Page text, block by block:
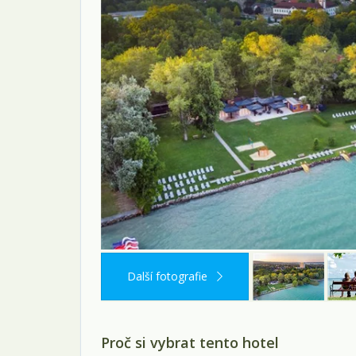
Další fotografie
Proč si vybrat tento hotel